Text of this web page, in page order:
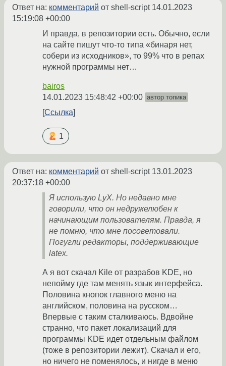
Ответ на: комментарий от shell-script 14.01.2023
15:19:08 +00:00
И правда, в репозитории есть. Обычно, если
на сайте пишут что-то типа «бинаря нет,
собери из исходников», то 99% что в репах
нужной программы нет…
bairos
14.01.2023 15:48:42 +00:00 автор топика
Ссылка
1
Ответ на: комментарий от shell-script 13.01.2023
20:37:18 +00:00
Я использую LyX. Но недавно мне
говорили, что он недружелюбен к
начинающим пользователям. Правда, я
не помню, что мне посоветовали.
Погугли редакторы, поддерживающие
latex.
А я вот скачал Kile от разрабов KDE, но
непойму где там менять язык интерфейса.
Половина кнопок главного меню на
английском, половина на русском…
Впервые с таким сталкиваюсь. Вдвойне
странно, что пакет локализаций для
программы KDE идет отдельным файлом
(тоже в репозитории лежит). Скачал и его,
но ничего не поменялось, и нигде в меню